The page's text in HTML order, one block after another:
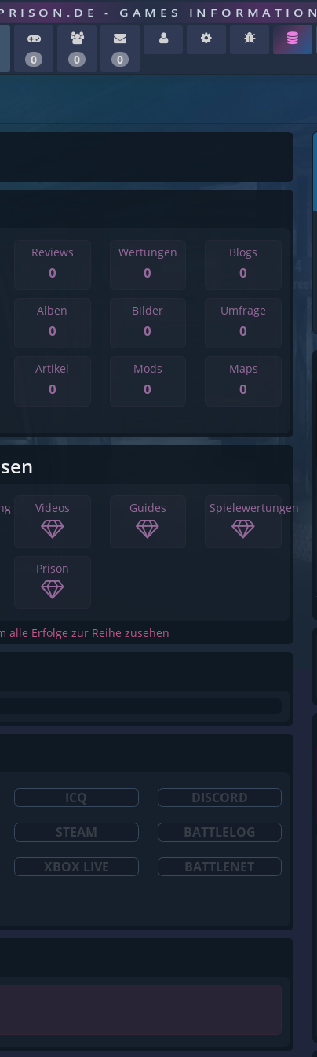
- GAMES INFORMATION
0 0 0
Reviews
0
Wertungen
0
Blogs
0
Alben
0
Bilder
0
Umfrage
0
Artikel
0
Mods
0
Maps
0
Videos Guides Spielewertungen
Prison
alle Erfolge zur Reihe zusehen
ICQ
DISCORD
STEAM
BATTLELOG
XBOX LIVE
BATTLENET